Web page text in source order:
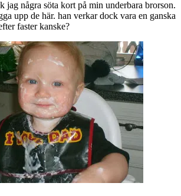
jag några söta kort på min underbara brorson.
upp de här. han verkar dock vara en ganska
faster kanske?